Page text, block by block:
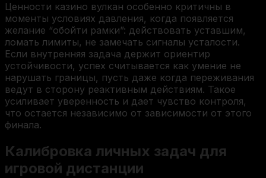
Ценности казино вулкан особенно критичны в
моменты условиях давления, когда появляется
желание “обойти рамки”: действовать уставшим,
ломать лимиты, не замечать сигналы усталости.
Если внутренняя задача держит ориентир
устойчивости, успех считывается как умение не
нарушать границы, пусть даже когда переживания
ведут в сторону реактивным действиям. Такое
усиливает уверенность и дает чувство контроля,
что остается независимо от зависимости от этого
финала.
Калибровка личных задач для
игровой дистанции